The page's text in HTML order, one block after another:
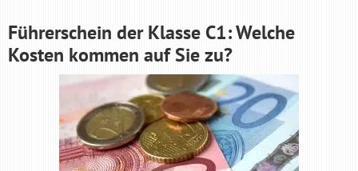
Führerschein der Klasse C1: Welche
Kosten kommen auf Sie zu?